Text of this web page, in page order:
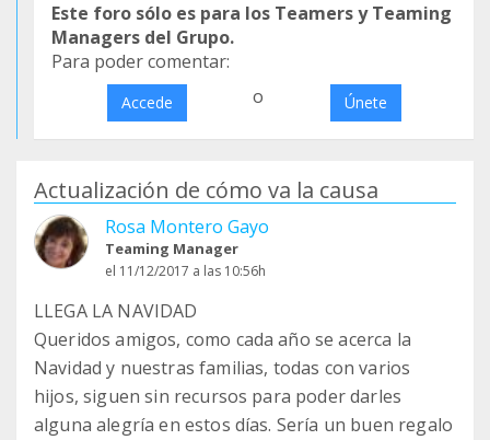
Este foro sólo es para los Teamers y Teaming
Managers del Grupo.
Para poder comentar:
Accede o Únete
Actualización de cómo va la causa
Rosa Montero Gayo
Teaming Manager
el 11/12/2017 a las 10:56h
LLEGA LA NAVIDAD
Queridos amigos, como cada año se acerca la
Navidad y nuestras familias, todas con varios
hijos, siguen sin recursos para poder darles
alguna alegría en estos días. Sería un buen regalo